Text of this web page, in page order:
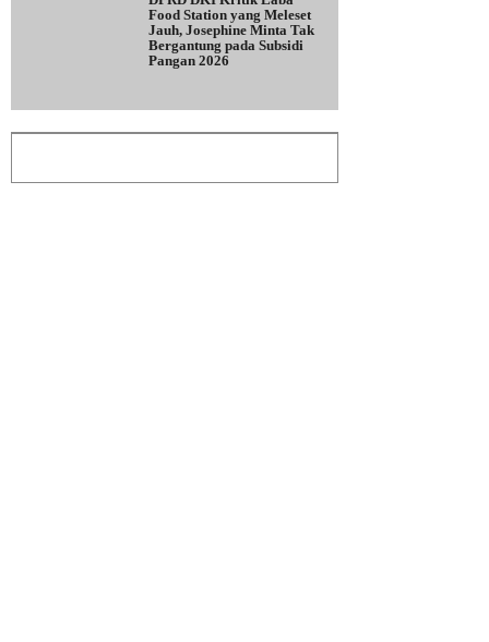
Food Station yang Meleset
Jauh, Josephine Minta Tak
Bergantung pada Subsidi
Pangan 2026